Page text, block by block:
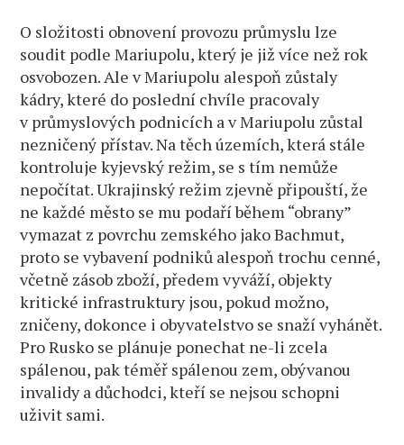
O složitosti obnovení provozu průmyslu lze
soudit podle Mariupolu, který je již více než rok
osvobozen. Ale v Mariupolu alespoň zůstaly
kádry, které do poslední chvíle pracovaly
v průmyslových podnicích a v Mariupolu zůstal
nezničený přístav. Na těch územích, která stále
kontroluje kyjevský režim, se s tím nemůže
nepočítat. Ukrajinský režim zjevně připouští, že
ne každé město se mu podaří během “obrany”
vymazat z povrchu zemského jako Bachmut,
proto se vybavení podniků alespoň trochu cenné,
včetně zásob zboží, předem vyváží, objekty
kritické infrastruktury jsou, pokud možno,
zničeny, dokonce i obyvatelstvo se snaží vyhánět.
Pro Rusko se plánuje ponechat ne-li zcela
spálenou, pak téměř spálenou zem, obývanou
invalidy a důchodci, kteří se nejsou schopni
uživit sami.